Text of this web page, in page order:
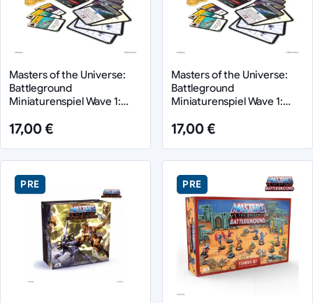
Masters of the Universe:
Battleground
Miniaturenspiel Wave 1:
Faction *Deutsche Version*
17,00 €
Masters of the Universe:
Battleground
Miniaturenspiel Wave 1:
Faction *Englische Version*
17,00 €
PRE PRE